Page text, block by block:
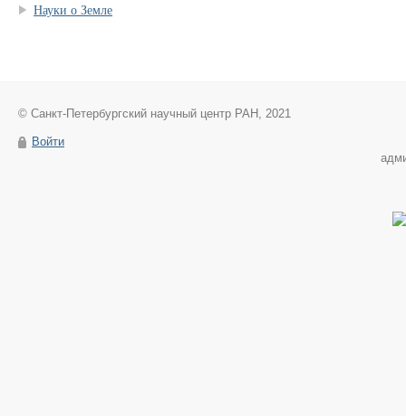
Науки о Земле
© Санкт-Петербургский научный центр РАН, 2021
Войти